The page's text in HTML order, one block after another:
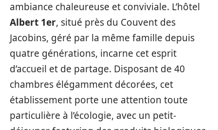
ambiance chaleureuse et conviviale. L’hôtel
Albert 1er, situé près du Couvent des
Jacobins, géré par la même famille depuis
quatre générations, incarne cet esprit
d’accueil et de partage. Disposant de 40
chambres élégamment décorées, cet
établissement porte une attention toute
particulière à l’écologie, avec un petit-